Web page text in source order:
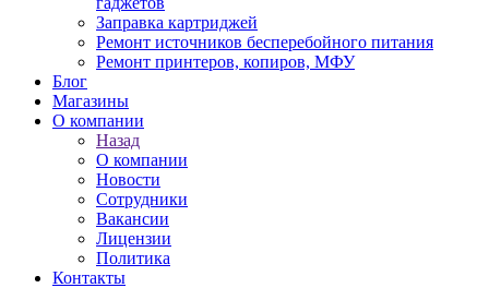
Заправка картриджей
Ремонт источников бесперебойного питания
Ремонт принтеров, копиров, МФУ
Блог
Магазины
О компании
Назад
О компании
Новости
Сотрудники
Вакансии
Лицензии
Политика
Контакты